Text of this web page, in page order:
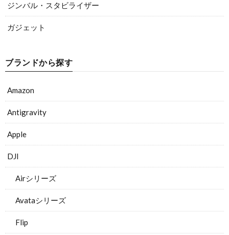
ジンバル・スタビライザー
ガジェット
ブランドから探す
Amazon
Antigravity
Apple
DJI
Airシリーズ
Avataシリーズ
Flip